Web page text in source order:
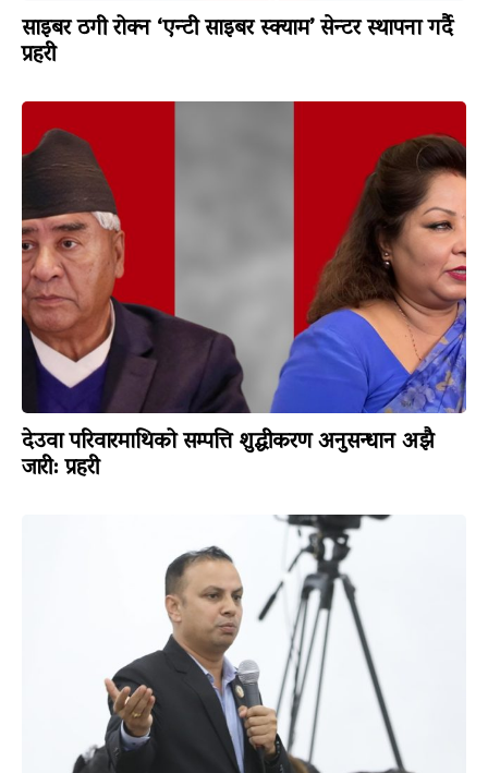
साइबर ठगी रोक्न ‘एन्टी साइबर स्क्याम’ सेन्टर स्थापना गर्दै
प्रहरी
देउवा परिवारमाथिको सम्पत्ति शुद्धीकरण अनुसन्धान अझै
जारी: प्रहरी